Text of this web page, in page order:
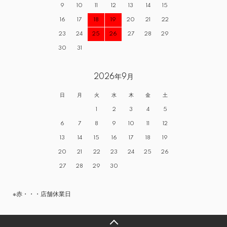
9 10 11 12 13 14 15
16 17 18 19 20 21 22
23 24 25 26 27 28 29
30 31
2026年9月
日 月 火 水 木 金 土
1 2 3 4 5
6 7 8 9 10 11 12
13 14 15 16 17 18 19
20 21 22 23 24 25 26
27 28 29 30
※赤・・・店舗休業日